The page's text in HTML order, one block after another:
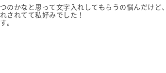
のかなと思って文字入れしてもらうの悩んだけど、
されてて私好みでした！
。